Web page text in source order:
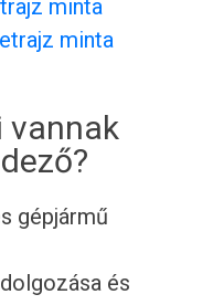
minta
minta
vannak
gépjármű
és